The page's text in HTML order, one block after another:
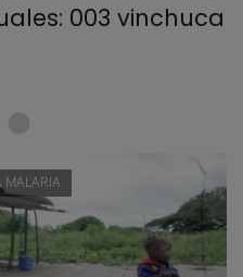
003 vinchuca
MALARIA